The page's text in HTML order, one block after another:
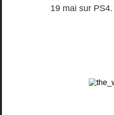
19 mai sur PS4.